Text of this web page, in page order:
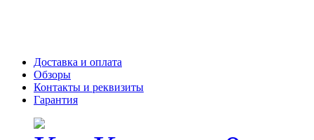
Доставка и оплата
Обзоры
Контакты и реквизиты
Гарантия